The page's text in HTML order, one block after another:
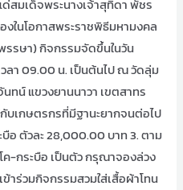
สมเด็จพระนางเจ้าสุทิดา พัชร
ในโอกาสพระราชพิธีมหามงคล
รษา) กิจกรรมจัดขึ้นในวัน
ลา 09.00 น. เป็นต้นไป ณ วัดลุ่ม
น์ แขวงยานนาวา เขตสาทร
บเกษตรกรที่มีฐานะยากจนต่อไป
บือ ตัวละ 28,000.00 บาท 3. ตาม
ค-กระบือ เป็นตัว กรุณาจองล่วง
าร่วมกิจกรรมสวมใส่เสื้อผ้าโทน